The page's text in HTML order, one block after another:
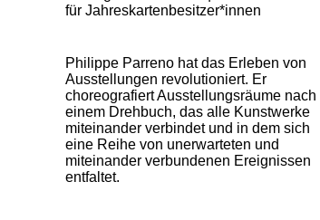
für Jahreskartenbesitzer*innen
Philippe Parreno hat das Erleben von
Ausstellungen revolutioniert. Er
choreografiert Ausstellungsräume nach
einem Drehbuch, das alle Kunstwerke
miteinander verbindet und in dem sich
eine Reihe von unerwarteten und
miteinander verbundenen Ereignissen
entfaltet.